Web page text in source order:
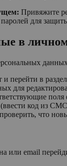
Привяжите
для
в
перейти в
для
код из
что
или email